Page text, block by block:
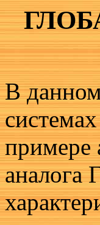
В данном
примере
аналога